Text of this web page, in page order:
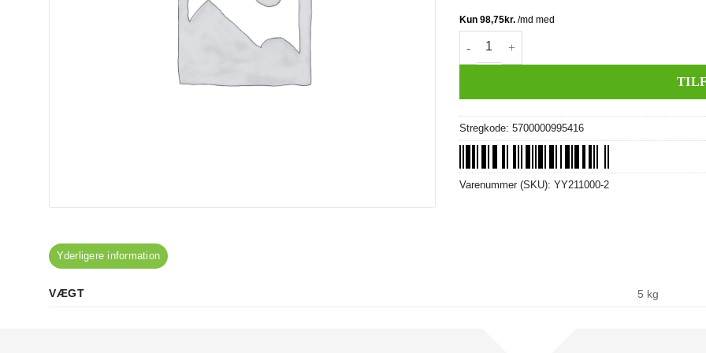
Bærearm, bag (venstre) antal
Stregkode: 5700000995416
Varenummer (SKU): YY211000-2
Yderligere information
VÆGT 5 kg